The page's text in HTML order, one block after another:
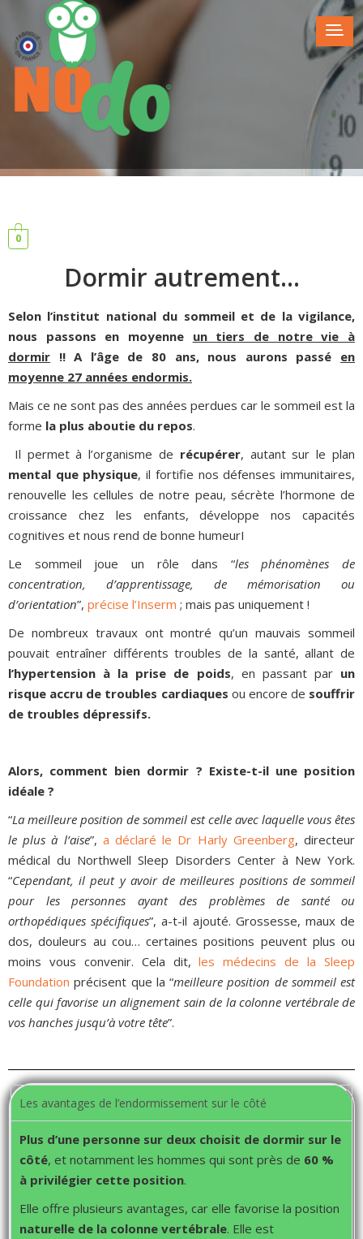
0
Dormir autrement...
Selon l’institut national du sommeil et de la vigilance,
nous passons en moyenne un tiers de notre vie à
dormir !! A l’âge de 80 ans, nous aurons passé en
moyenne 27 années endormis.
Mais ce ne sont pas des années perdues car le sommeil est la
forme la plus aboutie du repos.
Il permet à l’organisme de récupérer, autant sur le plan
mental que physique, il fortifie nos défenses immunitaires,
renouvelle les cellules de notre peau, sécrète l’hormone de
croissance chez les enfants, développe nos capacités
cognitives et nous rend de bonne humeurI
Le sommeil joue un rôle dans “les phénomènes de
concentration, d’apprentissage, de mémorisation ou
d’orientation”, précise l’Inserm ; mais pas uniquement !
De nombreux travaux ont montré qu’un mauvais sommeil
pouvait entraîner différents troubles de la santé, allant de
l’hypertension à la prise de poids, en passant par un
risque accru de troubles cardiaques ou encore de souffrir
de troubles dépressifs.
Alors, comment bien dormir ? Existe-t-il une position
idéale ?
“La meilleure position de sommeil est celle avec laquelle vous êtes
le plus à l’aise”, a déclaré le Dr Harly Greenberg, directeur
médical du Northwell Sleep Disorders Center à New York.
“Cependant, il peut y avoir de meilleures positions de sommeil
pour les personnes ayant des problèmes de santé ou
orthopédiques spécifiques”, a-t-il ajouté. Grossesse, maux de
dos, douleurs au cou… certaines positions peuvent plus ou
moins vous convenir. Cela dit,les médecins de la Sleep
Foundation précisent que la “meilleure position de sommeil est
celle qui favorise un alignement sain de la colonne vertébrale de
vos hanches jusqu’à votre tête”.
Les avantages de l’endormissement sur le côté
Plus d’une personne sur deux choisit de dormir sur le
côté, et notamment les hommes qui sont près de 60 %
à privilégier cette position.
Elle offre plusieurs avantages, car elle favorise la position
naturelle de la colonne vertébrale. Elle est